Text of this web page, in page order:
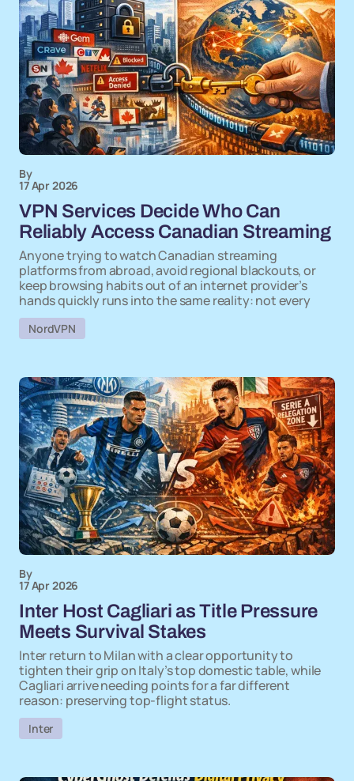
By
17 Apr 2026
VPN Services Decide Who Can
Reliably Access Canadian Streaming
Anyone trying to watch Canadian streaming
platforms from abroad, avoid regional blackouts, or
keep browsing habits out of an internet provider’s
hands quickly runs into the same reality: not every
NordVPN
By
17 Apr 2026
Inter Host Cagliari as Title Pressure
Meets Survival Stakes
Inter return to Milan with a clear opportunity to
tighten their grip on Italy’s top domestic table, while
Cagliari arrive needing points for a far different
reason: preserving top-flight status.
Inter